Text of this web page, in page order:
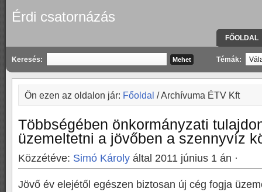
Érdi csatornázás
FŐOLDAL
Keresés: Témák:
Ön ezen az oldalon jár: Főoldal / Archívuma ÉTV Kft
Többségében önkormányzati
üzemeltetni a jövőben a szennyvíz
Közzétéve: Simó Károly által 2011 június 1 án ·
Jövő év elejétől egészen biztosan új cég fogja